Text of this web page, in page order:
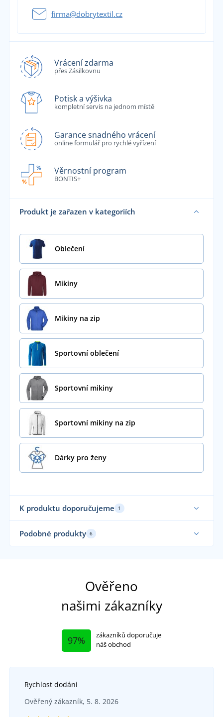
firma@dobrytextil.cz
Vrácení zdarma
přes Zásilkovnu
Potisk a výšivka
kompletní servis na jednom místě
Garance snadného vrácení
online formulář pro rychlé vyřízení
Věrnostní program
BONTIS+
Produkt je zařazen v kategoriích
Oblečení
Mikiny
Mikiny na zip
Sportovní oblečení
Sportovní mikiny
Sportovní mikiny na zip
Dárky pro ženy
K produktu doporučujeme 1
Dámská prošívaná vesta bez kapuce
Podobné produkty 6
Ověřeno
našimi zákazníky
97%
zákazníků doporučuje
náš obchod
Rychlost dodáni
Ověřený zákazník, 5. 8. 2026